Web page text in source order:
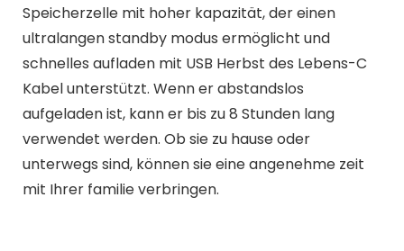
Speicherzelle mit hoher kapazität, der einen
ultralangen standby modus ermöglicht und
schnelles aufladen mit USB Herbst des Lebens-C
Kabel unterstützt. Wenn er abstandslos
aufgeladen ist, kann er bis zu 8 Stunden lang
verwendet werden. Ob sie zu hause oder
unterwegs sind, können sie eine angenehme zeit
mit Ihrer familie verbringen.